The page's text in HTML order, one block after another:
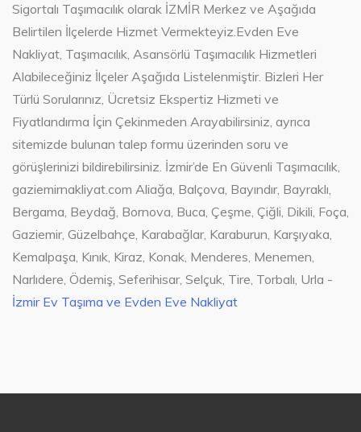
Sigortalı Taşımacılık olarak İZMİR Merkez ve Aşağıda
Belirtilen İlçelerde Hizmet Vermekteyiz.Evden Eve
Nakliyat, Taşımacılık, Asansörlü Taşımacılık Hizmetleri
Alabileceğiniz İlçeler Aşağıda Listelenmiştir. Bizleri Her
Türlü Sorularınız, Ücretsiz Ekspertiz Hizmeti ve
Fiyatlandırma İçin Çekinmeden Arayabilirsiniz, ayrıca
sitemizde bulunan talep formu üzerinden soru ve
görüşlerinizi bildirebilirsiniz. İzmir’de En Güvenli Taşımacılık,
gaziemirnakliyat.com Aliağa, Balçova, Bayındır, Bayraklı,
Bergama, Beydağ, Bornova, Buca, Çeşme, Çiğli, Dikili, Foça,
Gaziemir, Güzelbahçe, Karabağlar, Karaburun, Karşıyaka,
Kemalpaşa, Kınık, Kiraz, Konak, Menderes, Menemen,
Narlıdere, Ödemiş, Seferihisar, Selçuk, Tire, Torbalı, Urla -
İzmir Ev Taşıma ve Evden Eve Nakliyat